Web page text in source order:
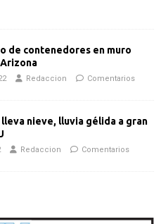
de contenedores en muro
Redaccion
Comentarios
nieve, lluvia gélida a gran
Redaccion
Comentarios